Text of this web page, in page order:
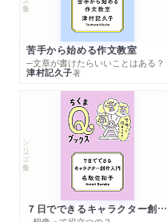
苦手から始める作文教室
─文章が書けたらいいことはある？
津村記久子著
シリーズ・全集
７日でできるキャラクター創作入門